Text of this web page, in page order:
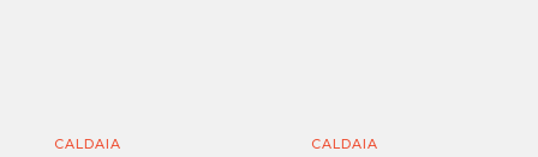
CALDAIA CALDAIA